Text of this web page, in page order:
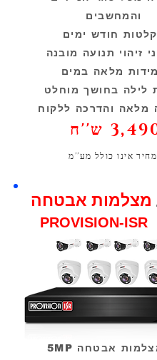
והמחשבים
חודש ימים
זיהוי תנועה מובנה
מלאה במים
לילה בחושך מוחלט
מלאה והדרכה ללקוח
ש''ח
אינו כולל מע''מ
מצלמות אבטחה
PROVISION-ISR